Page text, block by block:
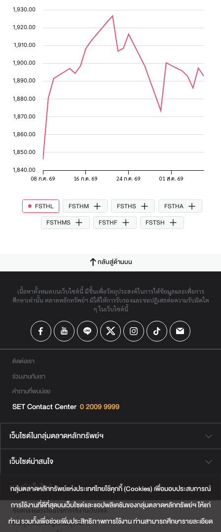
FSTHL FSTHM FSTHS
FSTHA
FSTHMS
FSTHF FSTSH
กลับสู่ด้านบน
เนื้อหาทั้งหมดบนเว็บไซต์นี้ มีขึ้นเพื่อวัตถุประสงค์ในการให้ข้อมูลและเพื่อการ
ศึกษาเท่านั้น ตลาดหลักทรัพย์ฯ มิได้ให้การรับรองและขอปฏิเสธต่อความรับผิดใด
ๆ ในเว็บไซต์นี้
ติดต่อเรา
ร่วมงานกับเรา
คำถามที่พบบ่อย
SET Contact Center 0 2009 9999
เว็บไซต์ในกลุ่มตลาดหลักทรัพย์ฯ
เว็บไซต์น่าสนใจ
แผนผังเว็บไซต์
ข้อตกลงและเงื่อนไขการใช้งานเว็บไซต์
การคุ้มครองข้อมูลส่วนบุคคล
กลุ่มตลาดหลักทรัพย์แห่งประเทศไทยใช้คุกกี้ (Cookies) เพื่อมอบประสบการณ์
การใช้งานที่ดีที่สุดบนเว็บไซต์และแอปพลิเคชันของกลุ่มตลาดหลักทรัพย์ฯ ให้แก่
ท่าน รวมทั้งเพื่อช่วยเพิ่มประสิทธิภาพการใช้งาน ท่านสามารถศึกษารายละเอียด